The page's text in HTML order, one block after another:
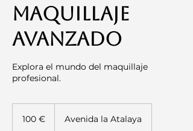
Maquillaje
Avanzado
Explora el mundo del maquillaje
profesional.
100 € Avenida la Atalaya